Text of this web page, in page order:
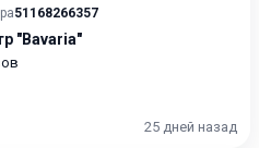
51168266357
"Bavaria"
25 дней назад